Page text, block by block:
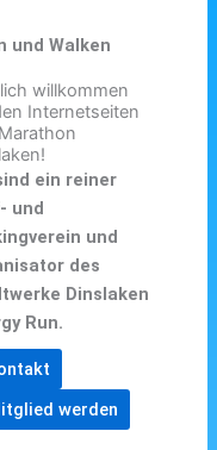
und Walken
willkommen
Internetseiten
ein reiner
und
und
des
Dinslaken
Run.
werden